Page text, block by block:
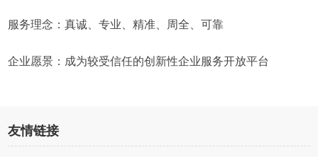
服务理念：真诚、专业、精准、周全、可靠
企业愿景：成为较受信任的创新性企业服务开放平台
友情链接